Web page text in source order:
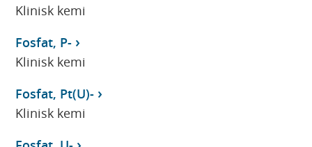
Klinisk kemi
Fosfat, P-
Klinisk kemi
Fosfat, Pt(U)-
Klinisk kemi